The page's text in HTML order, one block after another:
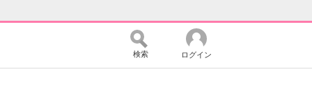
検索 ログイン